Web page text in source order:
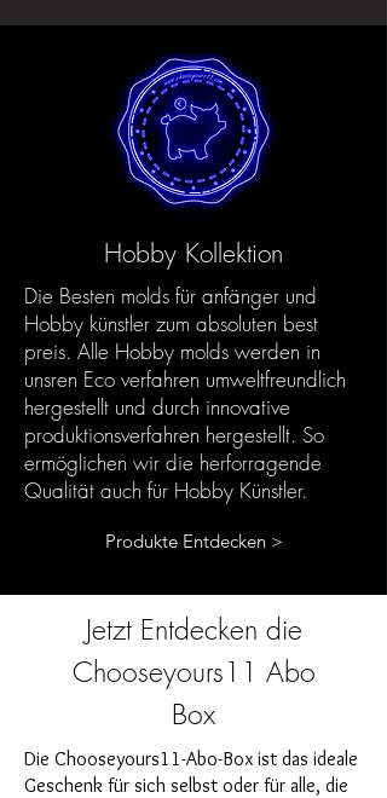
Hobby Kollektion
Die Besten molds für anfänger und
Hobby künstler zum absoluten best
preis. Alle Hobby molds werden in
unsren Eco verfahren umweltfreundlich
hergestellt und durch innovative
produktionsverfahren hergestellt. So
ermöglichen wir die herforragende
Qualität auch für Hobby Künstler.
Produkte Entdecken >
Jetzt Entdecken die
Chooseyours11 Abo
Box
Die Chooseyours11-Abo-Box ist das ideale
Geschenk für sich selbst oder für alle, die